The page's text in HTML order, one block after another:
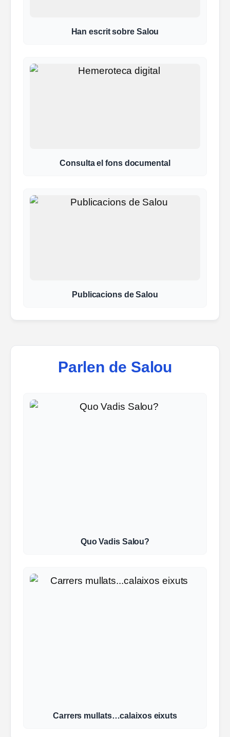
Han escrit sobre Salou
Consulta el fons documental
Publicacions de Salou
Parlen de Salou
Quo Vadis Salou?
Carrers mullats…calaixos eixuts